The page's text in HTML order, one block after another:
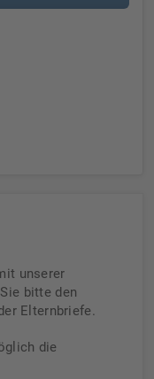
unserer
bitte den
Elternbriefe.
die